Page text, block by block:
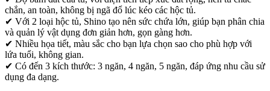
chắn, an toàn, không bị ngã đổ lúc kéo các hộc tủ.
✔ Với 2 loại hộc tủ, Shino tạo nên sức chứa lớn, giúp bạn phân chia
và quản lý vật dụng đơn giản hơn, gọn gàng hơn.
✔ Nhiều họa tiết, màu sắc cho bạn lựa chọn sao cho phù hợp với
lứa tuổi, không gian.
✔ Có đến 3 kích thước: 3 ngăn, 4 ngăn, 5 ngăn, đáp ứng nhu cầu sử
dụng đa dạng.